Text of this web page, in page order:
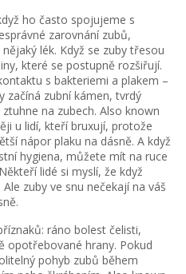
ho často spojujeme s
zarovnání zubů,
lék. Když se zuby třesou
které se postupně rozšiřují.
s bakteriemi a plakem –
začíná zubní kámen,tvrdý
na zubech. Also known
u lidí, kteří bruxují, protože
nápor plaku na dásně. A když
hygiena, můžete mít na ruce
lidé si myslí, že když
zuby ve snu nečekají na váš
ráno bolest čelisti,
opotřebované hrany. Pokud
pohyb zubů během